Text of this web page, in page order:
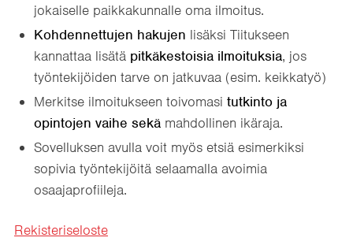
jokaiselle paikkakunnalle oma ilmoitus.
Kohdennettujen hakujen lisäksi Tiitukseen
kannattaa lisätä pitkäkestoisia ilmoituksia, jos
työntekijöiden tarve on jatkuvaa (esim. keikkatyö)
Merkitse ilmoitukseen toivomasitutkinto ja
opintojen vaihe sekä mahdollinen ikäraja.
Sovelluksen avulla voit myös etsiä esimerkiksi
sopivia työntekijöitä selaamalla avoimia
osaajaprofiileja.
Rekisteriseloste